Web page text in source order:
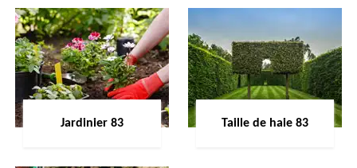
Jardinier 83 Taille de haie 83